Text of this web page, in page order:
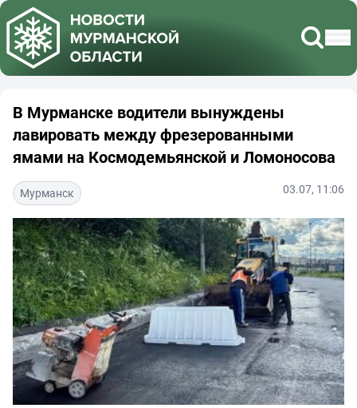
В Мурманске водители вынуждены
лавировать между фрезерованными
ямами на Космодемьянской и Ломоносова
Мурманск 03.07, 11:06